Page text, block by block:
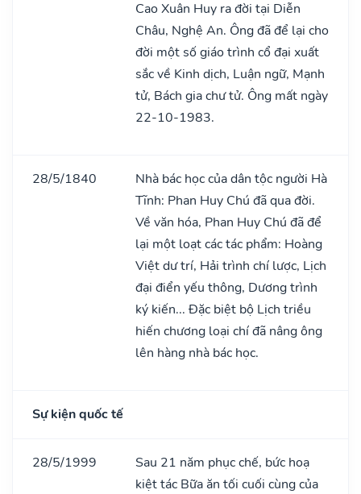
Cao Xuân Huy ra đời tại Diễn
Châu, Nghệ An. Ông đã để lại cho
đời một số giáo trình cổ đại xuất
sắc về Kinh dịch, Luận ngữ, Mạnh
tử, Bách gia chư tử. Ông mất ngày
22-10-1983.
28/5/1840
Nhà bác học của dân tộc người Hà
Tĩnh: Phan Huy Chú đã qua đời.
Về văn hóa, Phan Huy Chú đã để
lại một loạt các tác phẩm: Hoàng
Việt dư trí, Hải trình chí lược, Lịch
đại điển yếu thông, Dương trình
ký kiến... Đặc biệt bộ Lịch triều
hiến chương loại chí đã nâng ông
lên hàng nhà bác học.
Sự kiện quốc tế
28/5/1999
Sau 21 năm phục chế, bức hoạ
kiệt tác Bữa ăn tối cuối cùng của